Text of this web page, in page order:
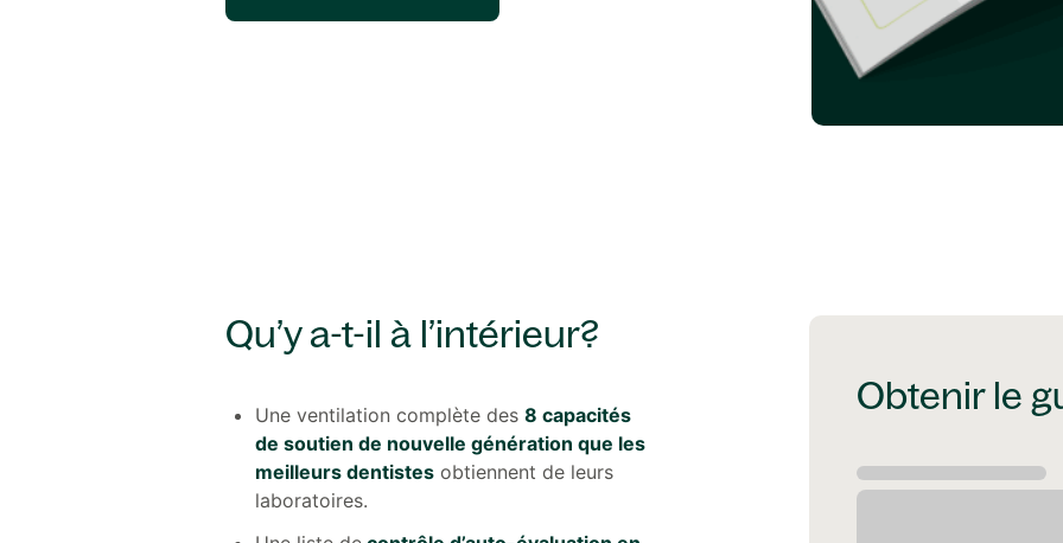
Qu’y a-t-il à l’intérieur?
Une ventilation complète des 8 capacités
de soutien de nouvelle génération que les
meilleurs dentistes obtiennent de leurs
laboratoires.
Obtenir le